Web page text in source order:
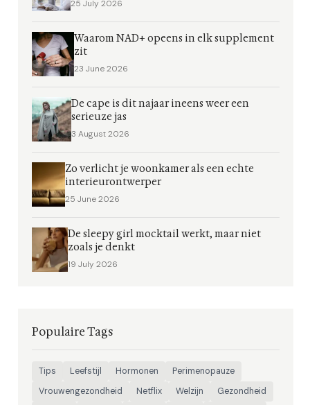
25 July 2026
Waarom NAD+ opeens in elk supplement
zit
23 June 2026
De cape is dit najaar ineens weer een
serieuze jas
3 August 2026
Zo verlicht je woonkamer als een echte
interieurontwerper
25 June 2026
De sleepy girl mocktail werkt, maar niet
zoals je denkt
19 July 2026
Populaire Tags
Tips Leefstijl Hormonen
Perimenopauze
Vrouwengezondheid
Netflix Welzijn
Gezondheid